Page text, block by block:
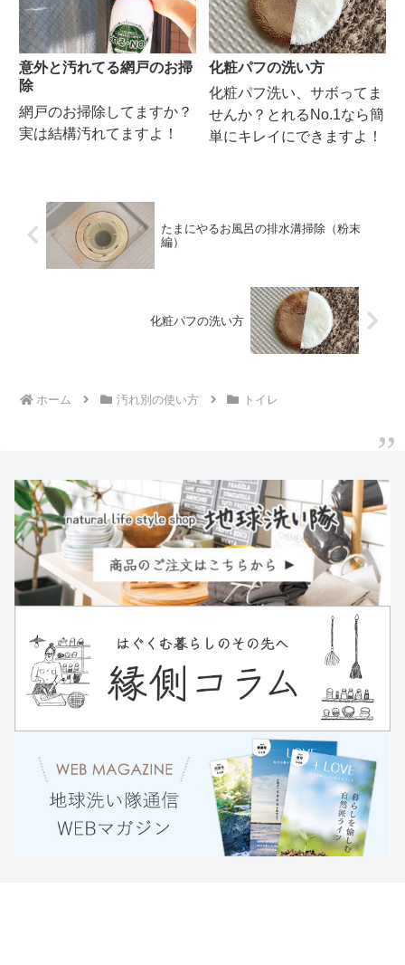
意外と汚れてる網戸のお掃
除
網戸のお掃除してますか？
実は結構汚れてますよ！
化粧パフの洗い方
化粧パフ洗い、サボってま
せんか？とれるNo.1なら簡
単にキレイにできますよ！
たまにやるお風呂の排水溝掃除（粉末
編）
化粧パフの洗い方
ホーム 汚れ別の使い方 トイレ